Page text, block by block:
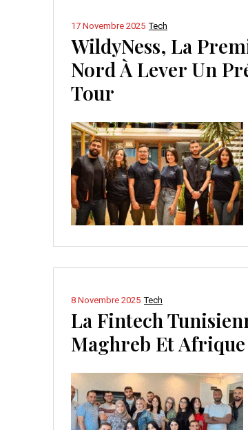
Tech
17 Novembre 2025
WildyNess, La
Nord À Lever Un
Tour
Tech
8 Novembre 2025
La Fintech
Maghreb Et Afrique